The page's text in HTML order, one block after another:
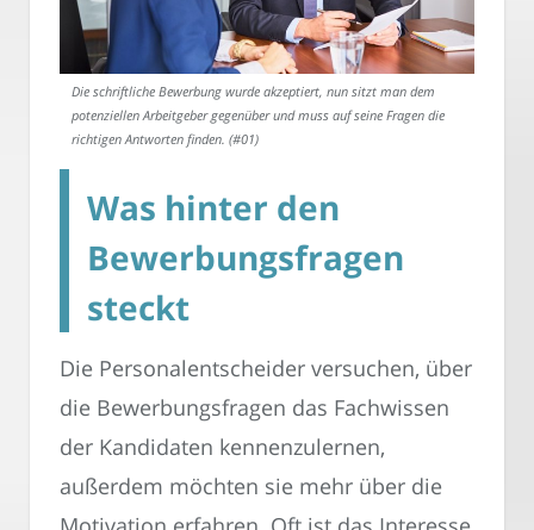
Die schriftliche Bewerbung wurde akzeptiert, nun sitzt man dem
potenziellen Arbeitgeber gegenüber und muss auf seine Fragen die
richtigen Antworten finden. (#01)
Was hinter den
Bewerbungsfragen
steckt
Die Personalentscheider versuchen, über
die Bewerbungsfragen das Fachwissen
der Kandidaten kennenzulernen,
außerdem möchten sie mehr über die